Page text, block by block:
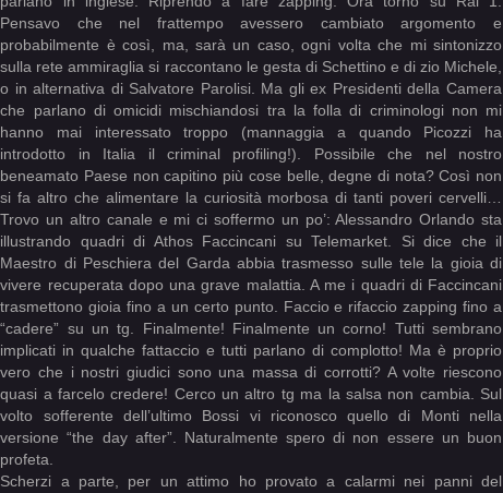
Scherzi a parte, per un attimo ho provato a calarmi nei panni del